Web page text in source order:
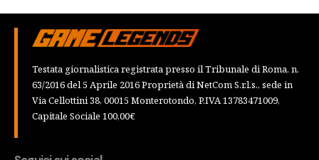
Testata giornalistica registrata presso il Tribunale di Roma, n.
63/2016 del 5 Aprile 2016 Proprietà di NetCom S.r.l.s., sede in
Via Cellottini 38, 00015 Monterotondo, P.IVA 13783471009,
Capitale Sociale 100,00€